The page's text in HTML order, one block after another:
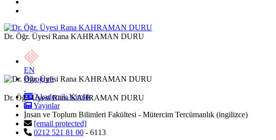
Dr. Öğr. Üyesi Rana KAHRAMAN DURU
EN
Biyografi
Akademik Kimlik
Yayınlar
Dr. Öğr. Üyesi Rana KAHRAMAN DURU
İnsan ve Toplum Bilimleri Fakültesi - Mütercim Tercümanlık (ingilizce)
[email protected]
0212 521 81 00 - 6113